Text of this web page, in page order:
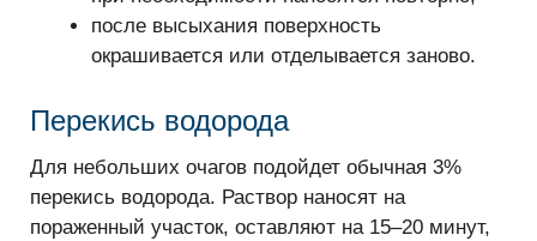
после высыхания поверхность
окрашивается или отделывается заново.
Перекись водорода
Для небольших очагов подойдет обычная 3%
перекись водорода. Раствор наносят на
пораженный участок, оставляют на 15–20 минут,